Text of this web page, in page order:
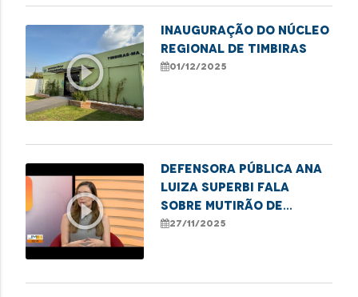
play_circle_outline
Inauguração do Núcleo
Regional de Timbiras
01/12/2025
play_circle_outline
Defensora pública Ana
Luiza Superbi fala
sobre mutirão de
atendimentos para
27/11/2025